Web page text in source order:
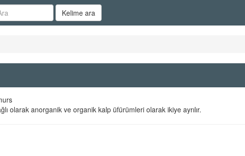
Kelime ara
olarak anorganik ve organik kalp üfürümleri olarak ikiye ayrılır.